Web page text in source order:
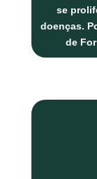
se
doenças.
de